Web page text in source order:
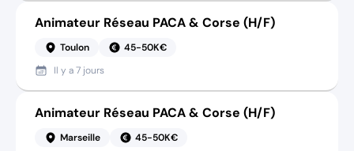
Animateur Réseau PACA & Corse (H/F)
Toulon
45-50K€
Il y a7 jours
Animateur Réseau PACA & Corse (H/F)
Marseille
45-50K€